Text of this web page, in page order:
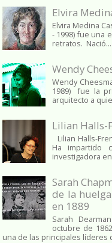
Elvira
Elvira Medina
- 1998) fue una
retratos. Nació...
Wendy
Wendy
1989) fue la
arquitecto a
Lilian Halls-
Lilian Halls-
Ha impartido
investigadora
Sarah
de la
en 1889
Sarah
octubre de
una de las principales líderes